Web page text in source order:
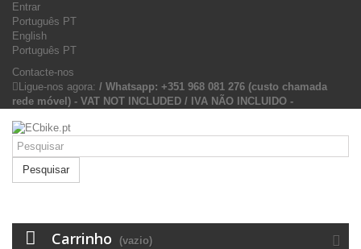
Entrar
Português PT
English
Português PT
Contacte-nos
Ligue-nos agora: / Whatsapp: +351 968 081 276 (custo chamada
rede móvel) - VAT NOT INCLUDED / IVA NÃO INCLUIDO -
Pesquisar
Carrinho (vazio)